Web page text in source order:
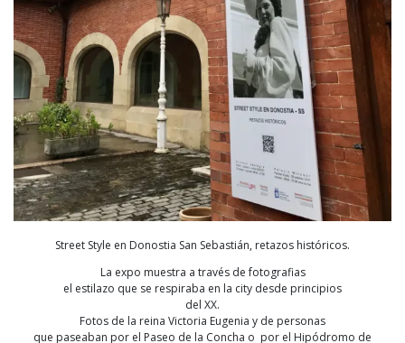
Street Style en Donostia San Sebastián, retazos históricos.
La expo muestra a través de fotografias
el estilazo que se respiraba en la city desde principios
del XX.
Fotos de la reina Victoria Eugenia y de personas
que paseaban por el Paseo de la Concha o por el Hipódromo de